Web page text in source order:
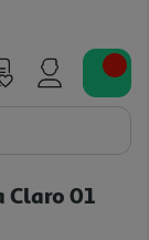
Claro 01